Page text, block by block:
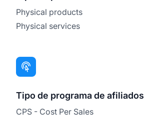
Physical products
Physical services
Tipo de programa de afiliados
CPS - Cost Per Sales